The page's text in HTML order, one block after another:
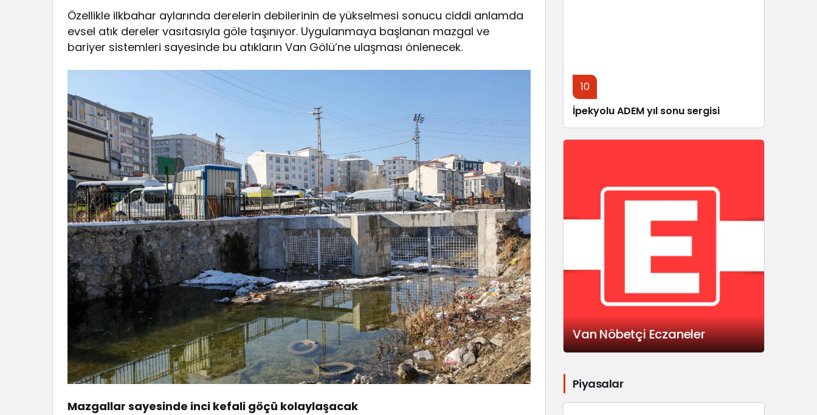
Özellikle ilkbahar aylarında derelerin debilerinin de yükselmesi sonucu ciddi anlamda
evsel atık dereler vasıtasıyla göle taşınıyor. Uygulanmaya başlanan mazgal ve
bariyer sistemleri sayesinde bu atıkların Van Gölü’ne ulaşması önlenecek.
Mazgallar sayesinde inci kefali göçü kolaylaşacak
10
İpekyolu ADEM yıl sonu sergisi
Van Nöbetçi Eczaneler
Piyasalar